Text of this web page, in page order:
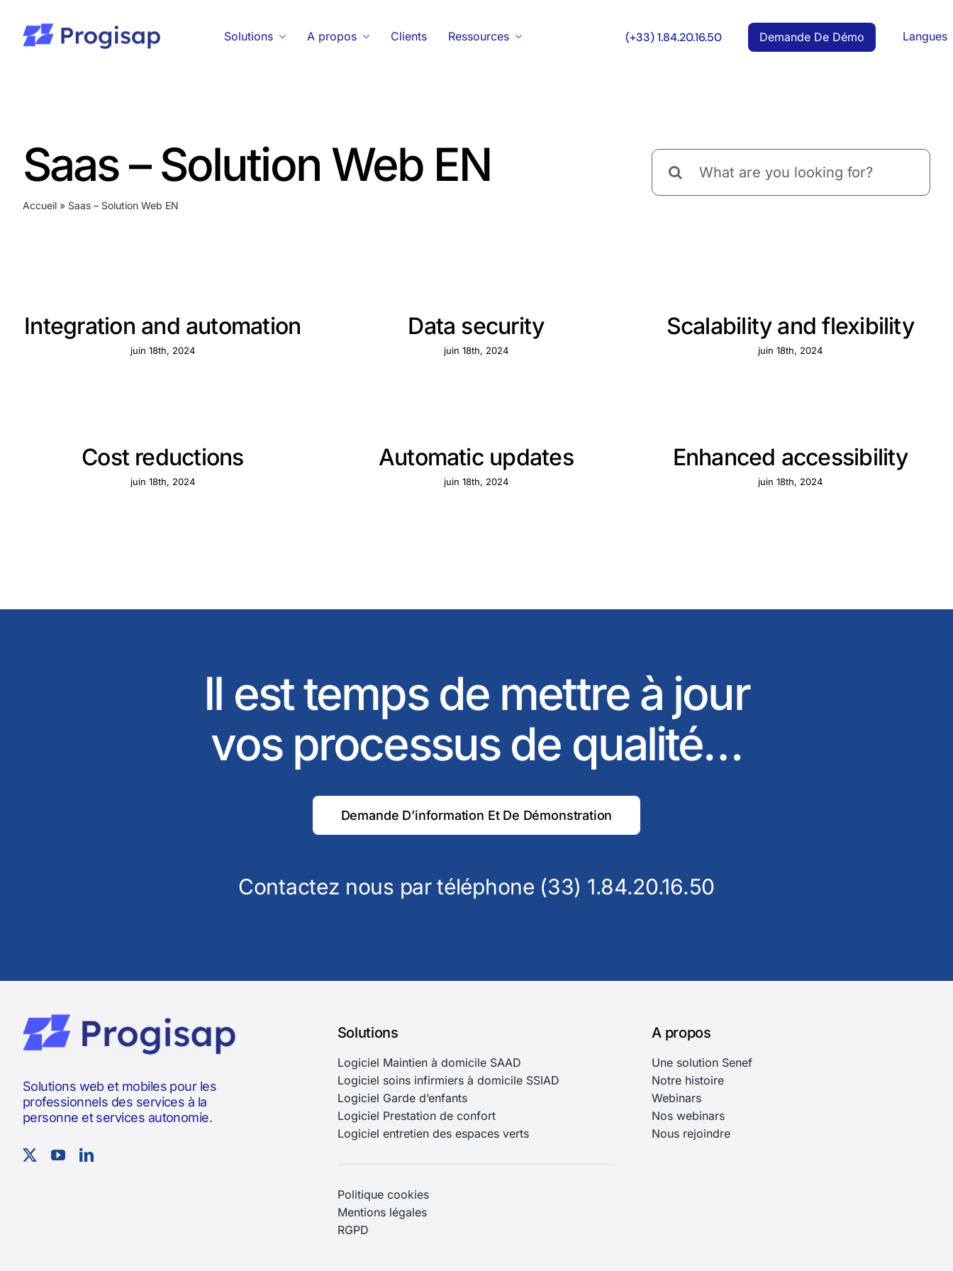
contenu
Solutions A propos Clients Ressources (+33) 1.84.20.16.50 Demande De Démo Langues
Saas – Solution Web EN
Accueil» Saas – Solution Web EN
Rechercher:
Integration and automation
juin 18th, 2024
Data security
juin 18th, 2024
Scalability and flexibility
juin 18th, 2024
Cost reductions
juin 18th, 2024
Automatic updates
juin 18th, 2024
Enhanced accessibility
juin 18th, 2024
Il est temps de mettre à jour
vos processus de qualité…
Demande D’information Et De Démonstration
Contactez nous par téléphone (33) 1.84.20.16.50
Solutions web et mobiles pour les
professionnels des services à la
personne et services autonomie.
Solutions
Logiciel Maintien à domicile SAAD
Logiciel soins infirmiers à domicile SSIAD
Logiciel Garde d’enfants
Logiciel Prestation de confort
Logiciel entretien des espaces verts
Politique cookies
Mentions légales
RGPD
A propos
Une solution Senef
Notre histoire
Webinars
Nos webinars
Nous rejoindre